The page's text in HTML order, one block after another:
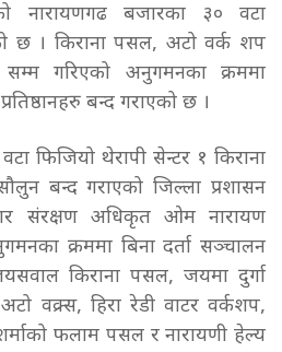
नारायणगढ बजारका ३० वटा
। किराना पसल, अटो वर्क शप
गरिएको अनुगमनका क्रममा
बन्द गराएको छ ।
फिजियो थेरापी सेन्टर १ किराना
बन्द गराएको जिल्ला प्रशासन
संरक्षण अधिकृत ओम नारायण
क्रममा बिना दर्ता सञ्चालन
किराना पसल, जयमा दुर्गा
वक्र्स, हिरा रेडी वाटर वर्कशप,
फलाम पसल र नारायणी हेल्य